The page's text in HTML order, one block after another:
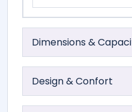
Dimensions &
Design & Confort